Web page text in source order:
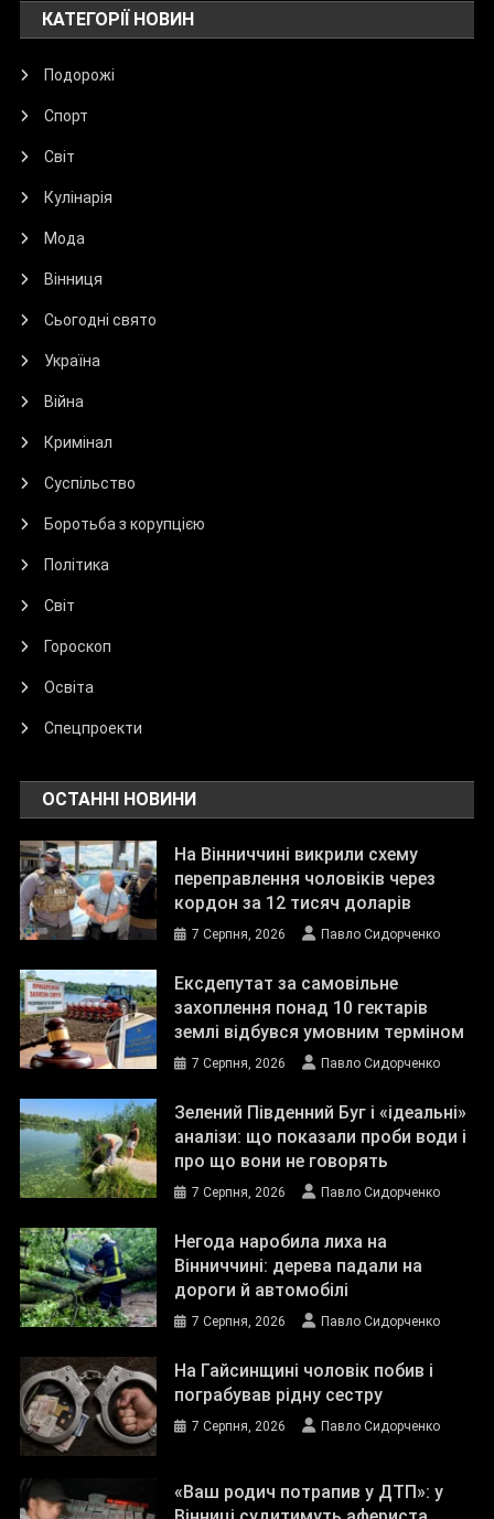
КАТЕГОРІЇ НОВИН
Подорожі
Спорт
Світ
Кулінарія
Мода
Вінниця
Сьогодні свято
Україна
Війна
Кримінал
Суспільство
Боротьба з корупцією
Політика
Світ
Гороскоп
Освіта
Спецпроекти
ОСТАННІ НОВИНИ
На Вінниччині викрили схему
переправлення чоловіків через
кордон за 12 тисяч доларів
7 Серпня, 2026 Павло Сидорченко
Ексдепутат за самовільне
захоплення понад 10 гектарів
землі відбувся умовним терміном
7 Серпня, 2026 Павло Сидорченко
Зелений Південний Буг і «ідеальні»
аналізи: що показали проби води і
про що вони не говорять
7 Серпня, 2026 Павло Сидорченко
Негода наробила лиха на
Вінниччині: дерева падали на
дороги й автомобілі
7 Серпня, 2026 Павло Сидорченко
На Гайсинщині чоловік побив і
пограбував рідну сестру
7 Серпня, 2026 Павло Сидорченко
«Ваш родич потрапив у ДТП»: у